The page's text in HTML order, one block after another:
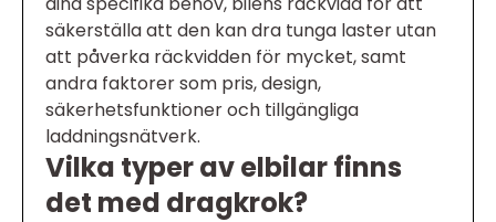
säkerställa att den kan dra tunga laster utan
att påverka räckvidden för mycket, samt
andra faktorer som pris, design,
säkerhetsfunktioner och tillgängliga
laddningsnätverk.
Vilka typer av elbilar finns
det med dragkrok?